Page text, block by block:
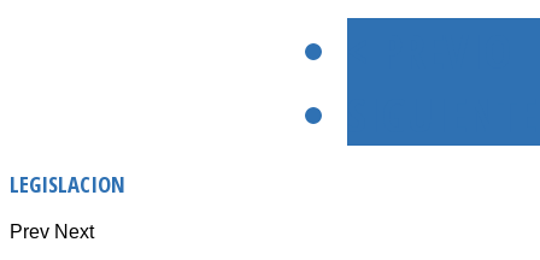
LEGISLACION
Prev Next